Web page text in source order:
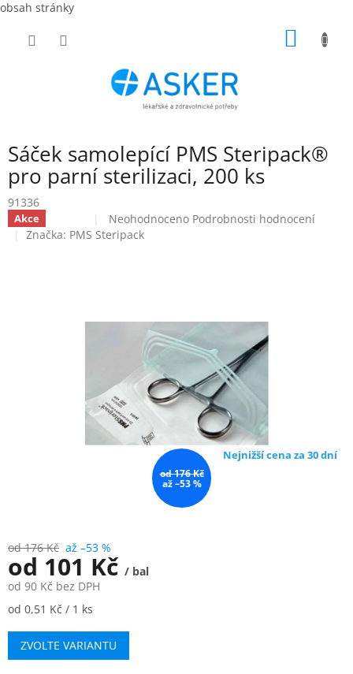
obsah stránky
Sáček samolepící PMS Steripack®
pro parní sterilizaci, 200 ks
91336
Akce
Průměrné
hodnocení
hvězdiček.
Neohodnoceno Podrobnosti hodnocení
Značka: PMS Steripack
od 176 Kč
až –53 %
Nejnižší cena za 30 dní
od 176 Kč až –53 %
od 101 Kč / bal
od 90 Kč bez DPH
Měrná
od 0,51 Kč / 1 ks
ZVOLTE VARIANTU